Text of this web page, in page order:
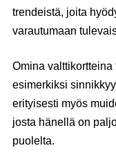
trendeistä, joita
varautumaan
Omina
esimerkiksi
erityisesti myös
josta hänellä on
puolelta.